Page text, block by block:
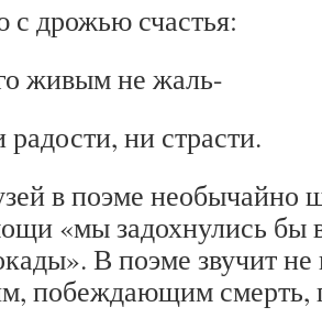
с дрожью счастья:
живым не жаль-
радости, ни страсти.
в поэме необычайно
«мы задохнулись бы
В поэме звучит
побеждающим смерть,